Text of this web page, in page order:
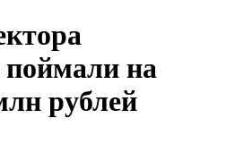
на
рублей